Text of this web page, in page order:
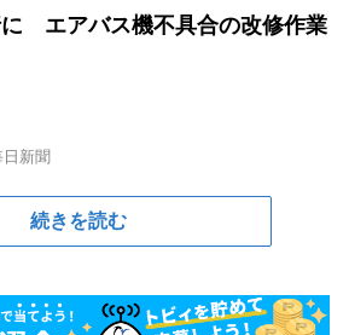
エアバス機不具合の改修作業
新聞
続きを読む